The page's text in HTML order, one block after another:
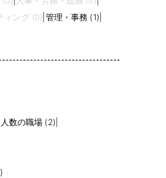
ィング (0) 管理・事務 (1)
数の職場 (2)